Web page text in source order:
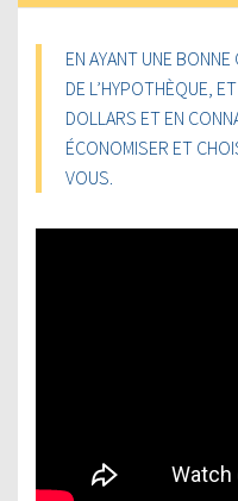
EN AYANT UNE
DE L’HYPOTHÈQUE,
DOLLARS ET EN
ÉCONOMISER ET
VOUS.